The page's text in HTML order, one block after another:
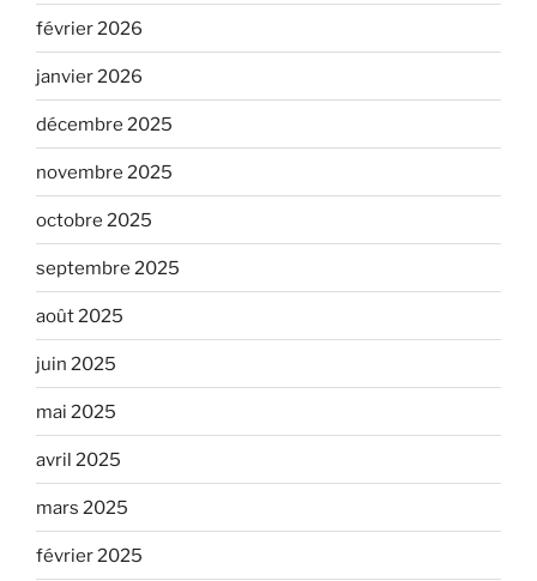
février 2026
janvier 2026
décembre 2025
novembre 2025
octobre 2025
septembre 2025
août 2025
juin 2025
mai 2025
avril 2025
mars 2025
février 2025